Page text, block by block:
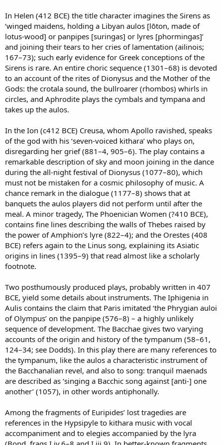
In Helen (412 BCE) the title character imagines the Sirens as
‘winged maidens, holding a Libyan aulos [lōton, made of
lotus-wood] or panpipes [suringas] or lyres [phormingas]’
and joining their tears to her cries of lamentation (ailinois;
167–73); such early evidence for Greek conceptions of the
Sirens is rare. An entire choric sequence (1301–68) is devoted
to an account of the rites of Dionysus and the Mother of the
Gods: the crotala sound, the bullroarer (rhombos) whirls in
circles, and Aphrodite plays the cymbals and tympana and
takes up the aulos.
In the Ion (c412 BCE) Creusa, whom Apollo ravished, speaks
of the god with his ‘seven-voiced kithara’ who plays on,
disregarding her grief (881–4, 905–6). The play contains a
remarkable description of sky and moon joining in the dance
during the all-night festival of Dionysus (1077–80), which
must not be mistaken for a cosmic philosophy of music. A
chance remark in the dialogue (1177–8) shows that at
banquets the aulos players did not perform until after the
meal. A minor tragedy, The Phoenician Women (?410 BCE),
contains fine lines describing the walls of Thebes raised by
the power of Amphion’s lyre (822–4); and the Orestes (408
BCE) refers again to the Linus song, explaining its Asiatic
origins in lines (1395–9) that read almost like a scholarly
footnote.
Two posthumously produced plays, probably written in 407
BCE, yield some details about instruments. The Iphigenia in
Aulis contains the claim that Paris imitated ‘the Phrygian auloi
of Olympus’ on the panpipe (576–8) – a highly unlikely
sequence of development. The Bacchae gives two varying
accounts of the origin and history of the tympanum (58–61,
124–34; see Dodds). In this play there are many references to
the tympanum, like the aulos a characteristic instrument of
the Bacchanalian revel, and also to song: tranquil maenads
are described as ‘singing a Bacchic song against [anti-] one
another’ (1057), in other words antiphonally.
Among the fragments of Euripides’ lost tragedies are
references in the Hypsipyle to kithara music with vocal
accompaniment and to elegies accompanied by the lyra